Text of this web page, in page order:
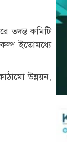
তদন্ত কমিটি
ইতোমধ্যে
উন্নয়ন,